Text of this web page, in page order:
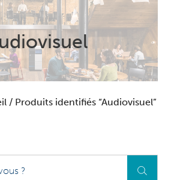
/ Produits identifiés “Audiovisuel”